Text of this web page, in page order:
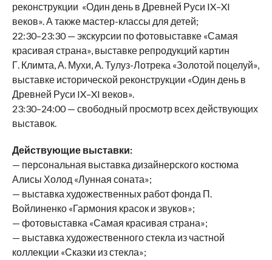
реконструкции «Один день в Древней Руси IX–XI
веков». А также мастер-классы для детей;
22:30–23:30 — экскурсии по фотовыставке «Самая
красивая страна», выставке репродукций картин
Г. Климта, А. Мухи, А. Тулуз-Лотрека «Золотой поцелуй»,
выставке исторической реконструкции «Один день в
Древней Руси IX–XI веков».
23:30–24:00 — свободный просмотр всех действующих
выставок.
Действующие выставки:
— персональная выставка дизайнерского костюма
Алисы Холод «Лунная соната»;
— выставка художественных работ фонда П.
Войлиненко «Гармония красок и звуков»;
— фотовыставка «Самая красивая страна»;
— выставка художественного стекла из частной
коллекции «Сказки из стекла»;